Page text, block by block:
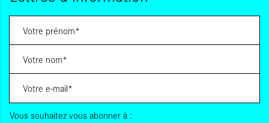
Vous souhaitez vous abonner à :